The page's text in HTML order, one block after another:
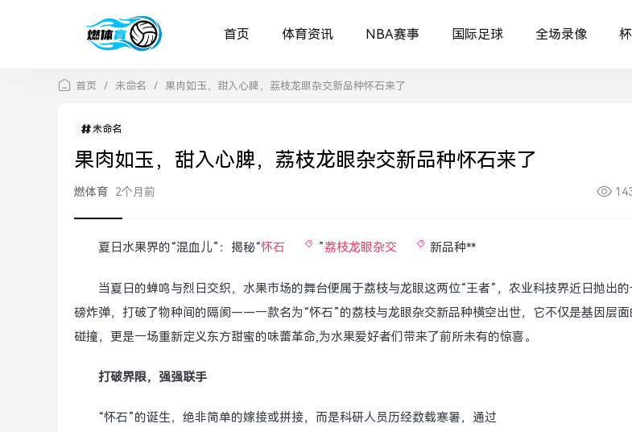
首页 体育资讯 NBA赛事 国际足球 全场录像
首页 / 未命名 / 果肉如玉，甜入心脾，荔枝龙眼杂交新品种怀石来了
未命名
果肉如玉，甜入心脾，荔枝龙眼杂交新品种怀石来了
燃体育 2个月前
夏日水果界的“混血儿”：揭秘“怀石 ”荔枝龙眼杂交 新品种**
当夏日的蝉鸣与烈日交织，水果市场的舞台便属于荔枝与龙眼这两位“王者”，农业科技界近日抛出
磅炸弹，打破了物种间的隔阂——一款名为“怀石”的荔枝与龙眼杂交新品种横空出世，它不仅是基因层
碰撞，更是一场重新定义东方甜蜜的味蕾革命,为水果爱好者们带来了前所未有的惊喜。
打破界限，强强联手
“怀石”的诞生，绝非简单的嫁接或拼接，而是科研人员历经数载寒暑，通过